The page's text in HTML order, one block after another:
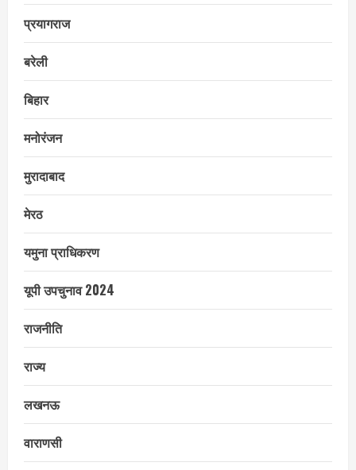
प्रयागराज
बरेली
बिहार
मनोरंजन
मुरादाबाद
मेरठ
यमुना प्राधिकरण
यूपी उपचुनाव 2024
राजनीति
राज्य
लखनऊ
वाराणसी